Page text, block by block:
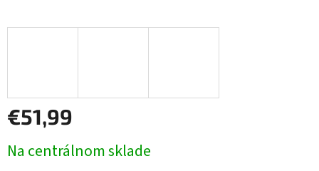
€51,99
cena:
Na centrálnom sklade